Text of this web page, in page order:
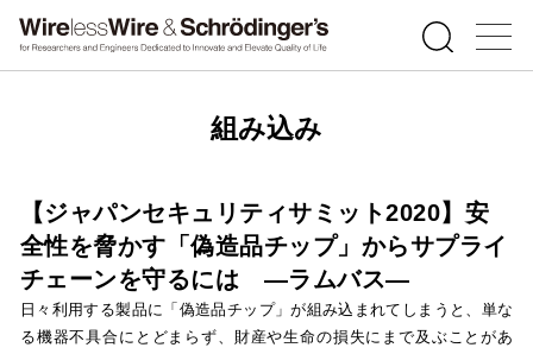
組み込み
【ジャパンセキュリティサミット2020】安
全性を脅かす「偽造品チップ」からサプライ
チェーンを守るには ―ラムバス―
日々利用する製品に「偽造品チップ」が組み込まれてしまうと、単な
る機器不具合にとどまらず、財産や生命の損失にまで及ぶことがあ